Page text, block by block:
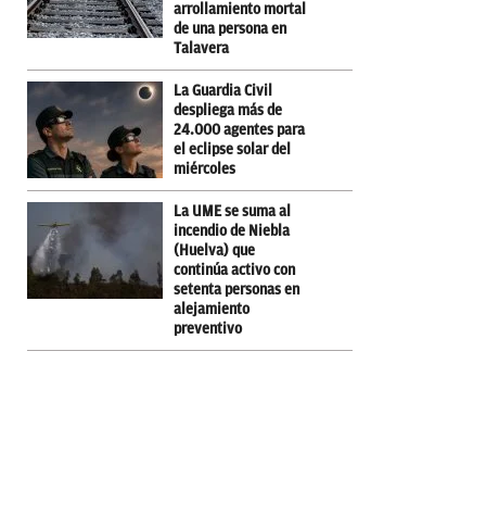
arrollamiento mortal
de una persona en
Talavera
La Guardia Civil
despliega más de
24.000 agentes para
el eclipse solar del
miércoles
La UME se suma al
incendio de Niebla
(Huelva) que
continúa activo con
setenta personas en
alejamiento
preventivo